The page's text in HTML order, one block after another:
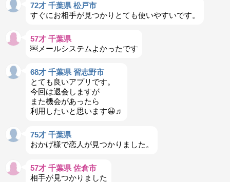
72才 千葉県 松戸市
すぐにお相手が見つかりとても使いやすいです。
57才 千葉県
￼メールシステムよかったです
68才 千葉県 習志野市
とても良いアプリです。
今回は退会しますが
また機会があったら
利用したいと思います😀♬
75才 千葉県
おかげ様で恋人が見つかりました。
57才 千葉県 佐倉市
相手が見つかりました